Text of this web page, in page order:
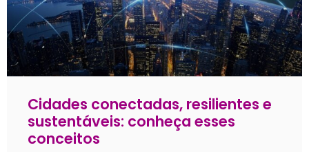
Cidades conectadas, resilientes e
sustentáveis: conheça esses
conceitos